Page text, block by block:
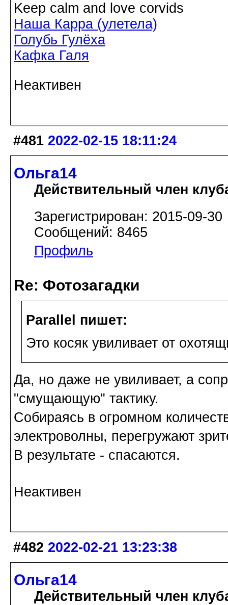
Keep calm and love corvids
Наша Карра (улетела)
Голубь Гулёха
Кафка Галя
Неактивен
#481 2022-02-15 18:11:24
Ольга14
Действительный член
Зарегистрирован: 2015-09-30
Сообщений: 8465
Профиль
Re: Фотозагадки
Parallel пишет:
Это косяк увиливает от
Да, но даже не увиливает, а
"смущающую" тактику.
Собираясь в огромном
электроволны, перегружают
В результате - спасаются.
Неактивен
#482 2022-02-21 13:23:38
Ольга14
Действительный член